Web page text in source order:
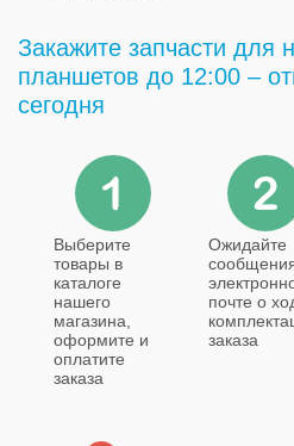
Закажите запчасти для
планшетов до 12:00 –
сегодня
Выберите
товары в
каталоге
нашего
магазина,
оформите и
оплатите
заказа
Ожидайте
почте о
заказа